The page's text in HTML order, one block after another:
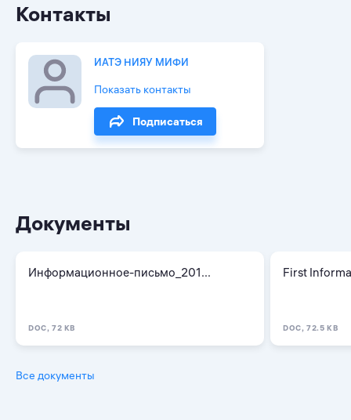
Контакты
ИАТЭ НИЯУ МИФИ
Показать контакты
Подписаться
Документы
Информационное-письмо_201...
DOC, 72 KB
First
DOC, 72.5 KB
Все документы